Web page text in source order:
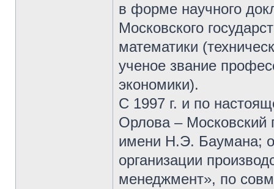
в форме научного
Московского
математики
ученое звание
экономики).
С 1997 г. и по
Орлова – Московский
имени Н.Э. Баумана;
организации
менеджмент», по